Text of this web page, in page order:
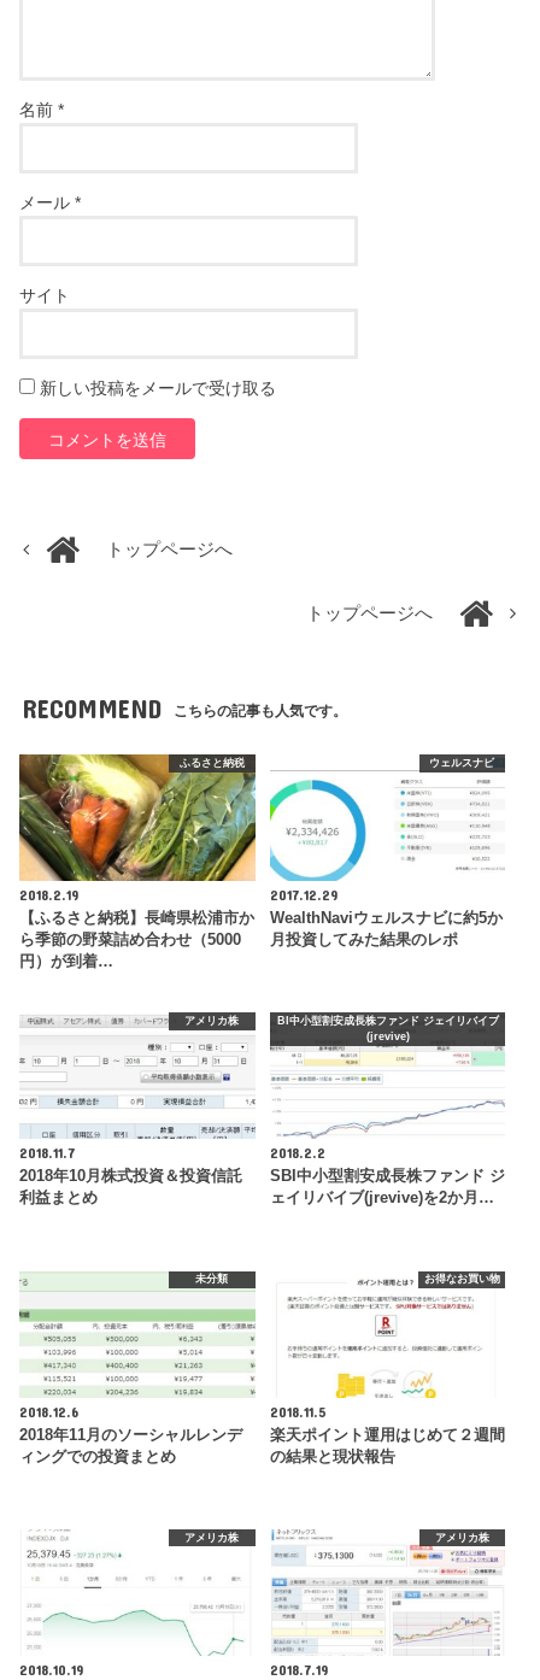
名前*
メール*
サイト
新しい投稿をメールで受け取る
トップページへ
トップページへ
RECOMMEND こちらの記事も人気です。
ふるさと納税
2018.2.19
【ふるさと納税】長崎県松浦市か
ら季節の野菜詰め合わせ（5000
円）が到着…
ウェルスナビ
2017.12.29
WealthNaviウェルスナビに約5か
月投資してみた結果のレポ
アメリカ株
2018.11.7
2018年10月株式投資＆投資信託
利益まとめ
BI中小型割安成長株ファンド ジェイリバイブ
(jrevive)
2018.2.2
SBI中小型割安成長株ファンド ジ
ェイリバイブ(jrevive)を2か月…
未分類
2018.12.6
2018年11月のソーシャルレンデ
ィングでの投資まとめ
お得なお買い物
2018.11.5
楽天ポイント運用はじめて２週間
の結果と現状報告
アメリカ株
2018.10.19
アメリカ株
2018.7.19